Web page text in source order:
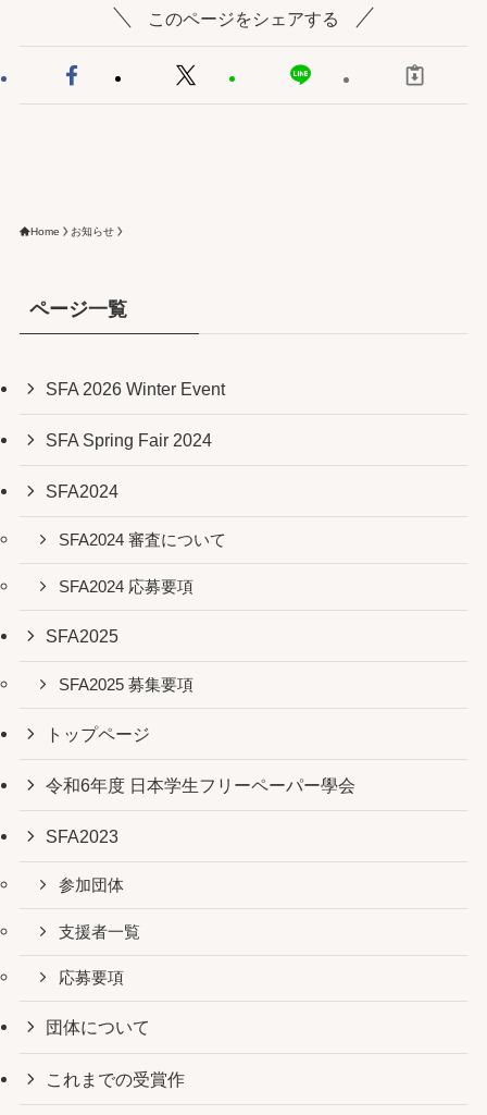
このページをシェアする
Home お知らせ
ページ一覧
SFA 2026 Winter Event
SFA Spring Fair 2024
SFA2024
SFA2024 審査について
SFA2024 応募要項
SFA2025
SFA2025 募集要項
トップページ
令和6年度 日本学生フリーペーパー學会
SFA2023
参加団体
支援者一覧
応募要項
団体について
これまでの受賞作